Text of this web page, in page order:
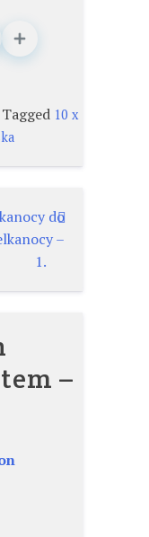
Tagged 10 x
do
–
1.
–